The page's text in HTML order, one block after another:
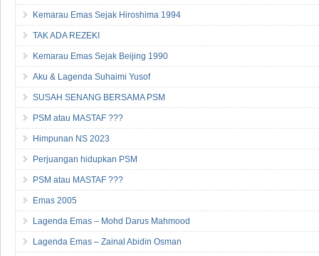
Kemarau Emas Sejak Hiroshima 1994
TAK ADA REZEKI
Kemarau Emas Sejak Beijing 1990
Aku & Lagenda Suhaimi Yusof
SUSAH SENANG BERSAMA PSM
PSM atau MASTAF ???
Himpunan NS 2023
Perjuangan hidupkan PSM
PSM atau MASTAF ???
Emas 2005
Lagenda Emas – Mohd Darus Mahmood
Lagenda Emas – Zainal Abidin Osman